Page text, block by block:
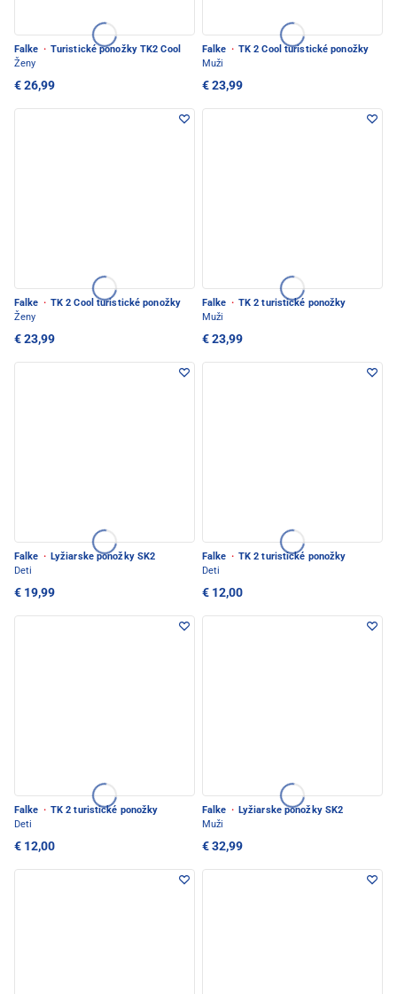
Falke · Turistické ponožky TK2 Cool
Ženy
€ 26,99
Falke · TK 2 Cool turistické ponožky
Muži
€ 23,99
Falke · TK 2 Cool turistické ponožky
Ženy
€ 23,99
Falke · TK 2 turistické ponožky
Muži
€ 23,99
Falke · Lyžiarske ponožky SK2
Deti
€ 19,99
Falke · TK 2 turistické ponožky
Deti
€ 12,00
Falke · TK 2 turistické ponožky
Deti
€ 12,00
Falke · Lyžiarske ponožky SK2
Muži
€ 32,99